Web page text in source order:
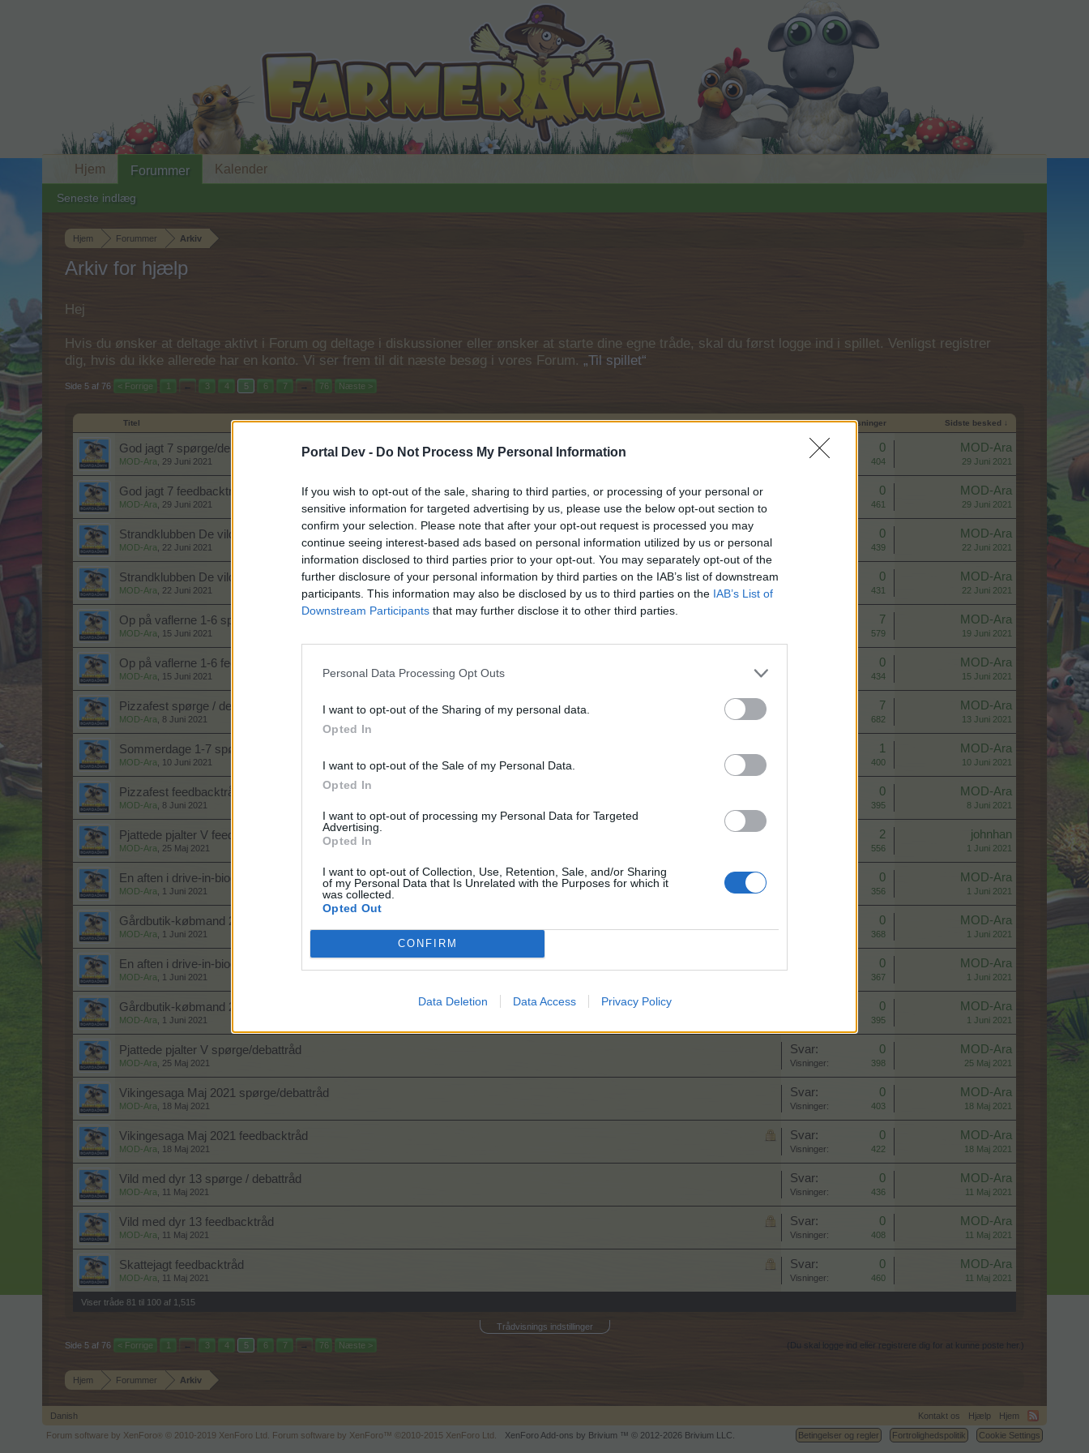
Portal Dev - Do Not Process My Personal Information
If you wish to opt-out of the sale, sharing to third parties, or processing of your personal or
sensitive information for targeted advertising by us, please use the below opt-out section to
confirm your selection. Please note that after your opt-out request is processed you may
continue seeing interest-based ads based on personal information utilized by us or personal
information disclosed to third parties prior to your opt-out. You may separately opt-out of the
further disclosure of your personal information by third parties on the IAB’s list of downstream
participants. This information may also be disclosed by us to third parties on the IAB’s List of
Downstream Participants that may further disclose it to other third parties.
Personal Data Processing Opt Outs
I want to opt-out of the Sharing of my personal data.
Opted In
I want to opt-out of the Sale of my Personal Data.
Opted In
I want to opt-out of processing my Personal Data for Targeted
Advertising.
Opted In
I want to opt-out of Collection, Use, Retention, Sale, and/or Sharing
of my Personal Data that Is Unrelated with the Purposes for which it
was collected.
Opted Out
CONFIRM
Data Deletion Data Access Privacy Policy
Hjem Forummer Arkiv
Arkiv for hjælp
Hej
Hvis du ønsker at deltage aktivt i Forum og deltage i diskussioner eller ønsker at starte dine egne tråde, skal du først logge ind i spillet. Venligst registrer
dig, hvis du ikke allerede har en konto. Vi ser frem til dit næste besøg i vores Forum. „Til spillet“
Side 5 af 76 < Forrige 1 ← 3 4 5 6 7 → 76 Næste >
Titel Start dato Svar Visninger Sidste besked ↓
God jagt 7 spørge/debattråd
MOD-Ara 29 Juni 2021
Svar: 0
Visninger: 404
MOD-Ara
29 Juni 2021
God jagt 7 feedbacktråd
MOD-Ara 29 Juni 2021
0
461
MOD-Ara
29 Juni 2021
Strandklubben De vilde bananer 2 spørge/debattråd
MOD-Ara 22 Juni 2021
0
439
MOD-Ara
22 Juni 2021
Strandklubben De vilde bananer 2 feedbacktråd
MOD-Ara 22 Juni 2021
0
431
MOD-Ara
22 Juni 2021
Op på vaflerne 1-6 spørge / debattråd
MOD-Ara 15 Juni 2021
7
579
MOD-Ara
19 Juni 2021
Op på vaflerne 1-6 feedbacktråd
MOD-Ara 15 Juni 2021
0
434
MOD-Ara
15 Juni 2021
Pizzafest spørge / debattråd
MOD-Ara 8 Juni 2021
7
682
MOD-Ara
13 Juni 2021
Sommerdage 1-7 spørge/debattråd
MOD-Ara 10 Juni 2021
1
400
MOD-Ara
10 Juni 2021
Pizzafest feedbacktråd
MOD-Ara 8 Juni 2021
0
395
MOD-Ara
8 Juni 2021
Pjattede pjalter V feedbacktråd
MOD-Ara 25 Maj 2021
2
556
johnhan
1 Juni 2021
En aften i drive-in-biograf spørge/debattråd
MOD-Ara 1 Juni 2021
0
356
MOD-Ara
1 Juni 2021
Gårdbutik-købmand 2 spørge/debattråd
MOD-Ara 1 Juni 2021
0
368
MOD-Ara
1 Juni 2021
En aften i drive-in-biograffeedbacktråd
MOD-Ara 1 Juni 2021
0
367
MOD-Ara
1 Juni 2021
Gårdbutik-købmand 2 feedbacktråd
MOD-Ara 1 Juni 2021
0
395
MOD-Ara
1 Juni 2021
Pjattede pjalter V spørge/debattråd
MOD-Ara 25 Maj 2021
Svar: 0
Visninger: 398
MOD-Ara
25 Maj 2021
Vikingesaga Maj 2021 spørge/debattråd
MOD-Ara 18 Maj 2021
Svar: 0
Visninger: 403
MOD-Ara
18 Maj 2021
Vikingesaga Maj 2021 feedbacktråd
MOD-Ara 18 Maj 2021
Svar: 0
Visninger: 422
MOD-Ara
18 Maj 2021
Vild med dyr 13 spørge / debattråd
MOD-Ara 11 Maj 2021
Svar: 0
Visninger: 436
MOD-Ara
11 Maj 2021
Vild med dyr 13 feedbacktråd
MOD-Ara 11 Maj 2021
Svar: 0
Visninger: 408
MOD-Ara
11 Maj 2021
Skattejagt feedbacktråd
MOD-Ara 11 Maj 2021
Svar: 0
Visninger: 460
MOD-Ara
11 Maj 2021
Viser tråde 81 til 100 af 1,515
Trådvisnings indstillinger
(Du skal logge ind eller registrere dig for at kunne poste her.)
Side 5 af 76 < Forrige 1 ← 3 4 5 6 7 → 76 Næste >
Hjem Forummer Arkiv
Hjem Forummer
Seneste indlæg
Kalender
Danish Kontakt os Hjælp
Hjem
Betingelser og regler
Fortrolighedspolitik Cookie Settings
Forum software by XenForo ® © 2010-2019 XenForo Ltd. Forum software by XenForo™ ©2010-2015 XenForo Ltd. XenForo Add-ons by Brivium ™ © 2012-2026 Brivium LLC.